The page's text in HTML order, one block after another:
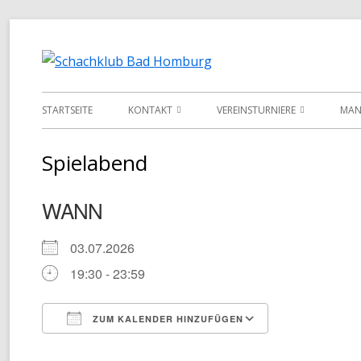
Primäres
STARTSEITE KONTAKT VEREINSTURNIERE
Spielabend
WANN
03.07.2026
19:30 - 23:59
ZUM KALENDER HINZUFÜGEN